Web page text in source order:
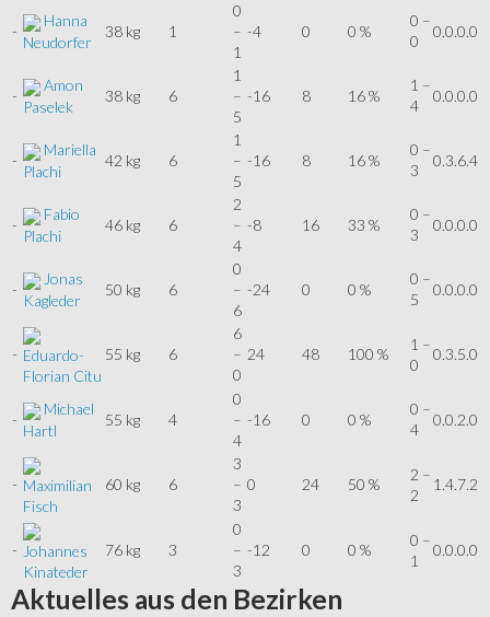
-
Hanna
Neudorfer
38 kg 1
0
–
1
-4 0 0 %
0 –
0
0.0.0.0
-
Amon
Paselek
38 kg 6
1
–
5
-16 8 16 %
1 –
4
0.0.0.0
-
Mariella
Plachi
42 kg 6
1
–
5
-16 8 16 %
0 –
3
0.3.6.4
-
Fabio
Plachi
46 kg 6
2
–
4
-8 16 33 %
0 –
3
0.0.0.0
-
Jonas
Kagleder
50 kg 6
0
–
6
-24 0 0 %
0 –
5
0.0.0.0
- Eduardo-
Florian Citu
55 kg 6
6
–
0
24 48 100 %
1 –
0
0.3.5.0
-
Michael
Hartl
55 kg 4
0
–
4
-16 0 0 %
0 –
4
0.0.2.0
- Maximilian
Fisch
60 kg 6
3
–
3
0 24 50 %
2 –
2
1.4.7.2
- Johannes
Kinateder
76 kg 3
0
–
3
-12 0 0 %
0 –
1
0.0.0.0
Aktuelles aus den Bezirken